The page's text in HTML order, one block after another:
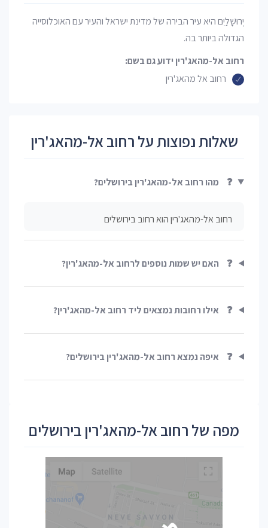
יְרוּשָׁלַיִם היא עיר הבירה של מדינת ישראל והעיר עם האוכלוסייה
הגדולה ביותר בה.
רחוב אל-מהאג'רין ידוע גם בשם:
רחוב אל מהאג'רין
שאלות נפוצות על רחוב אל-מהאג'רין
❓ מהו רחוב אל-מהאג'רין בירושלים?
רחוב אל-מהאג'רין הוא רחוב בירושלים
❓ האם יש שמות נוספים לרחוב אל-מהאג'רין?
❓ אילו רחובות נמצאים ליד רחוב אל-מהאג'רין?
❓ איפה נמצא רחוב אל-מהאג'רין בירושלים?
מפה של רחוב אל-מהאג'רין בירושלים